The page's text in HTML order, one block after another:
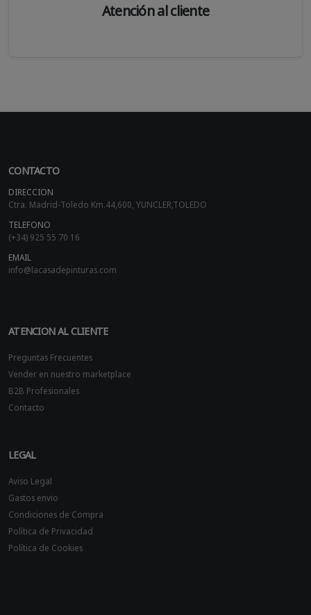
Atención al cliente
CONTACTO
DIRECCION
Ctra. Madrid-Toledo Km.44,600, YUNCLER,TOLEDO
TELEFONO
(+34) 925 55 70 16
EMAIL
info@lacasadepinturas.com
ATENCION AL CLIENTE
Preguntas Frecuentes
Vender en nuestro marketplace
B2B Profesionales
Contacto
LEGAL
Aviso Legal
Gastos envio
Condiciones de Compra
Política de Privacidad
Política de Cookies